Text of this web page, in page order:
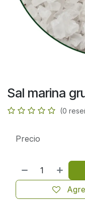
Sal marina
(0
Precio